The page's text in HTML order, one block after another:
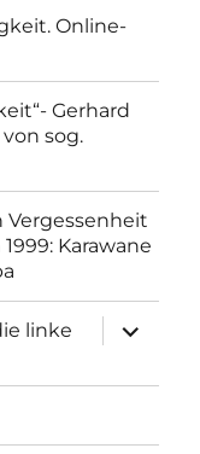
Online-
Gerhard
sog.
Vergessenheit
Karawane
linke
anzeigen